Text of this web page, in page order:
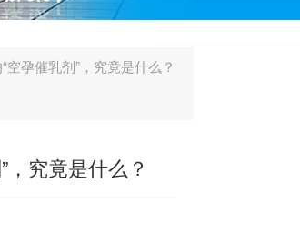
孕催乳剂”，究竟是什么？
究竟是什么？